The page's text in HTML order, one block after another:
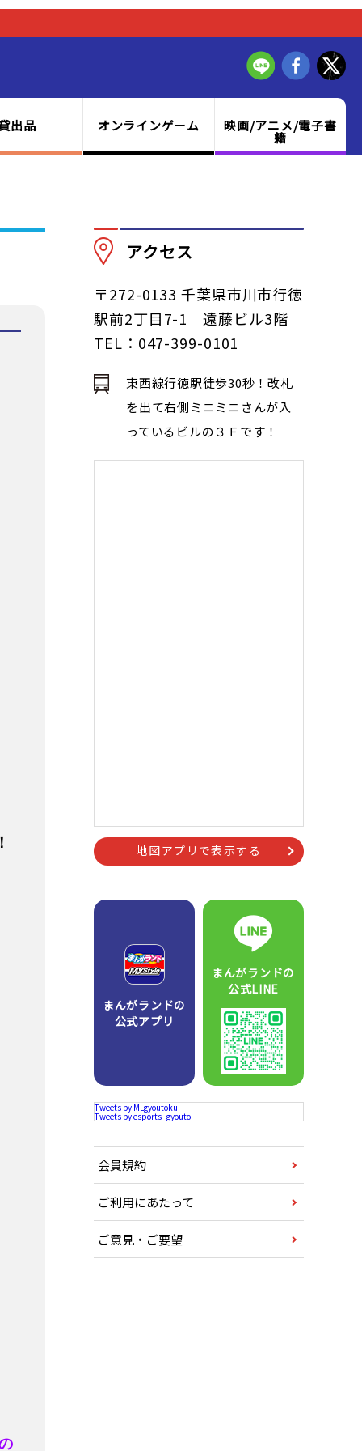
出品 オンラインゲーム 映画/アニメ/電子書
籍
アクセス
〒272-0133 千葉県市川市行徳
駅前2丁目7-1 遠藤ビル3階
TEL：047-399-0101
東西線行徳駅徒歩30秒！改札
を出て右側ミニミニさんが入
っているビルの３Ｆです！
地図アプリで表示する
まんがランドの
公式アプリ
まんがランドの
公式LINE
Tweets by MLgyoutoku
Tweets by esports_gyouto
会員規約
ご利用にあたって
ご意見・ご要望